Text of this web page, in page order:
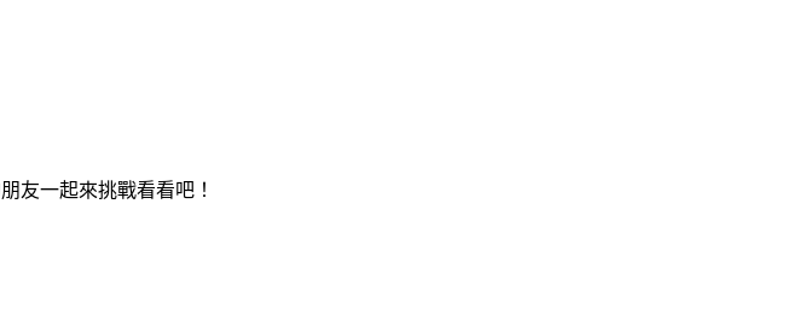
友一起來挑戰看看吧！